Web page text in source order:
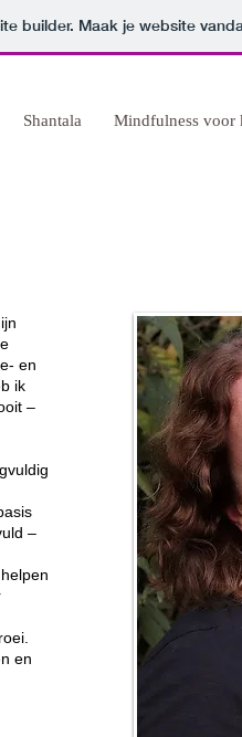
builder. Maak je website
Shantala Mindfulness voor
en
ik
–
–
en